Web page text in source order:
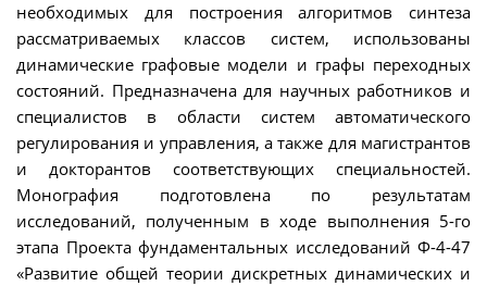
необходимых для построения алгоритмов синтеза
рассматриваемых классов систем, использованы
динамические графовые модели и графы переходных
состояний. Предназначена для научных работников и
специалистов в области систем автоматического
регулирования и управления, а также для магистрантов
и докторантов соответствующих специальностей.
Монография подготовлена по результатам
исследований, полученным в ходе выполнения 5-го
этапа Проекта фундаментальных исследований Ф-4-47
«Развитие общей теории дискретных динамических и